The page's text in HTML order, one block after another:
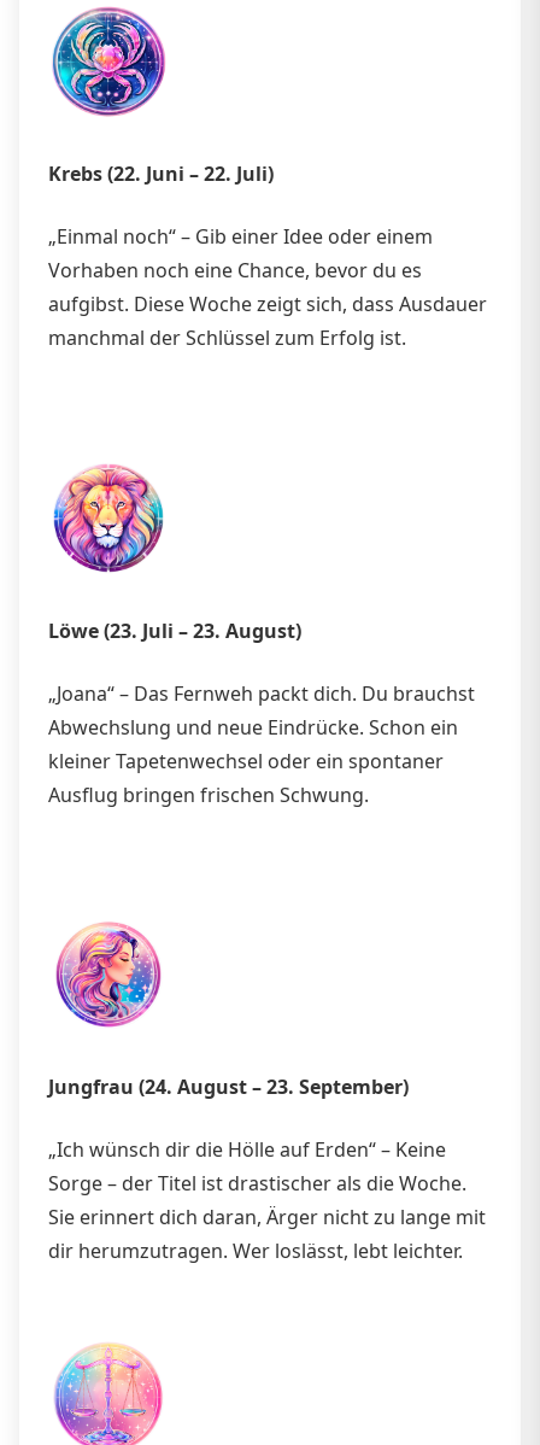
Krebs (22. Juni – 22. Juli)
„Einmal noch“ – Gib einer Idee oder einem
Vorhaben noch eine Chance, bevor du es
aufgibst. Diese Woche zeigt sich, dass Ausdauer
manchmal der Schlüssel zum Erfolg ist.
Löwe (23. Juli – 23. August)
„Joana“ – Das Fernweh packt dich. Du brauchst
Abwechslung und neue Eindrücke. Schon ein
kleiner Tapetenwechsel oder ein spontaner
Ausflug bringen frischen Schwung.
Jungfrau (24. August – 23. September)
„Ich wünsch dir die Hölle auf Erden“ – Keine
Sorge – der Titel ist drastischer als die Woche.
Sie erinnert dich daran, Ärger nicht zu lange mit
dir herumzutragen. Wer loslässt, lebt leichter.